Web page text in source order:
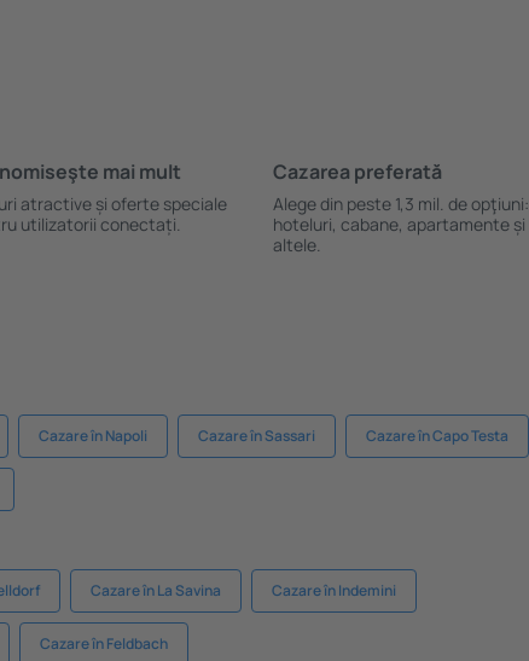
mai mult
atractive și oferte speciale
utilizatorii conectați.
Cazarea preferată
Alege din peste 1,3 mil. de opţiuni:
hoteluri, cabane, apartamente și
altele.
Cazare în Napoli Cazare în Sassari Cazare în Capo Testa
Cazare în La Savina Cazare în Indemini
Cazare în Feldbach